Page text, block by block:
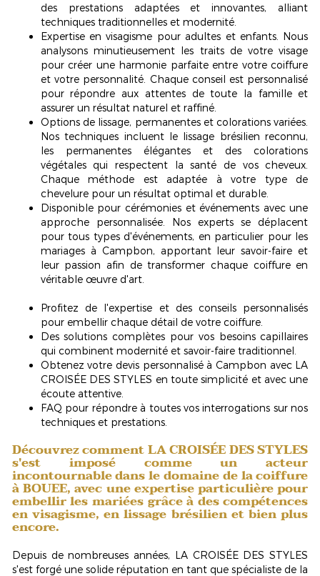
des prestations adaptées et innovantes, alliant
techniques traditionnelles et modernité.
Expertise en visagisme pour adultes et enfants. Nous
analysons minutieusement les traits de votre visage
pour créer une harmonie parfaite entre votre coiffure
et votre personnalité. Chaque conseil est personnalisé
pour répondre aux attentes de toute la famille et
assurer un résultat naturel et raffiné.
Options de lissage, permanentes et colorations variées.
Nos techniques incluent le lissage brésilien reconnu,
les permanentes élégantes et des colorations
végétales qui respectent la santé de vos cheveux.
Chaque méthode est adaptée à votre type de
chevelure pour un résultat optimal et durable.
Disponible pour cérémonies et événements avec une
approche personnalisée. Nos experts se déplacent
pour tous types d'événements, en particulier pour les
mariages à Campbon, apportant leur savoir-faire et
leur passion afin de transformer chaque coiffure en
véritable œuvre d'art.
Profitez de l'expertise et des conseils personnalisés
pour embellir chaque détail de votre coiffure.
Des solutions complètes pour vos besoins capillaires
qui combinent modernité et savoir-faire traditionnel.
Obtenez votre devis personnalisé à Campbon avec LA
CROISÉE DES STYLES en toute simplicité et avec une
écoute attentive.
FAQ pour répondre à toutes vos interrogations sur nos
techniques et prestations.
Découvrez comment LA CROISÉE DES STYLES
s'est imposé comme un acteur
incontournable dans le domaine de la coiffure
à BOUEE, avec une expertise particulière pour
embellir les mariées grâce à des compétences
en visagisme, en lissage brésilien et bien plus
encore.
Depuis de nombreuses années, LA CROISÉE DES STYLES
s'est forgé une solide réputation en tant que spécialiste de la